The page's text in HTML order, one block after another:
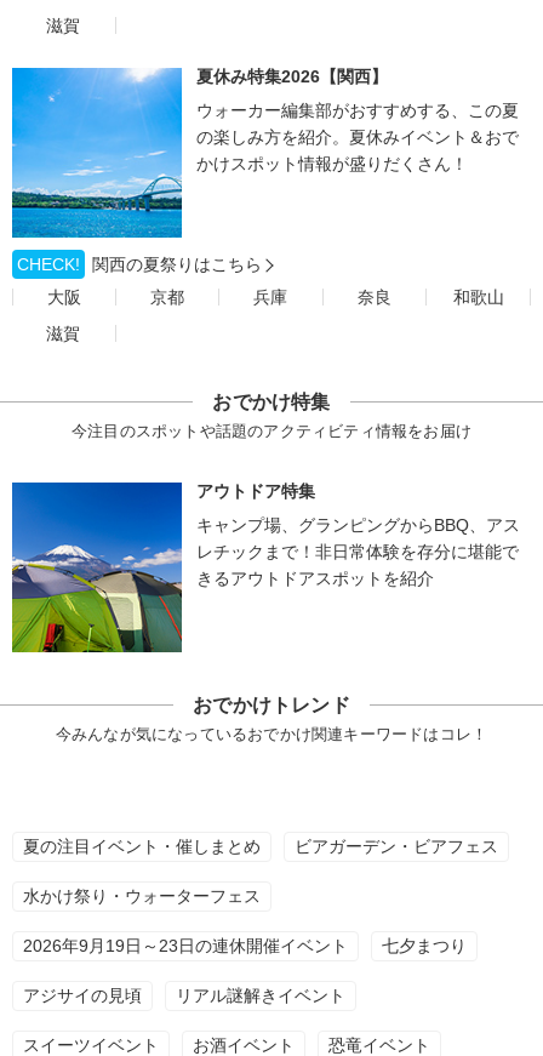
滋賀
夏休み特集2026【関西】
ウォーカー編集部がおすすめする、この夏
の楽しみ方を紹介。夏休みイベント＆おで
かけスポット情報が盛りだくさん！
CHECK!
関西の夏祭りはこちら
大阪
京都 兵庫 奈良
和歌山
滋賀
おでかけ特集
今注目のスポットや話題のアクティビティ情報をお届け
アウトドア特集
キャンプ場、グランピングからBBQ、アス
レチックまで！非日常体験を存分に堪能で
きるアウトドアスポットを紹介
おでかけトレンド
今みんなが気になっているおでかけ関連キーワードはコレ！
夏の注目イベント・催しまとめ ビアガーデン・ビアフェス
水かけ祭り・ウォーターフェス
2026年9月19日～23日の連休開催イベント 七夕まつり
アジサイの見頃 リアル謎解きイベント
スイーツイベント お酒イベント 恐竜イベント